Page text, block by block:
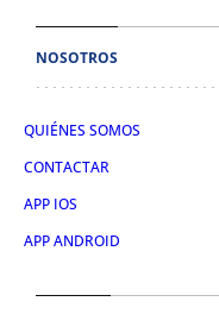
NOSOTROS
QUIÉNES SOMOS
CONTACTAR
APP IOS
APP ANDROID